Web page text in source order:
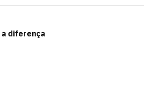
a diferença